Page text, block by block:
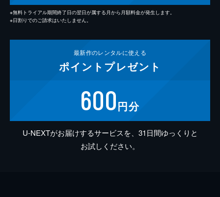
※無料トライアル期間終了日の翌日が属する月から月額料金が発生します。
※日割りでのご請求はいたしません。
最新作のレンタルに使える
ポイント プレゼント
600円分
U-NEXTがお届けするサービスを、31日間ゆっくりと
お試しください。